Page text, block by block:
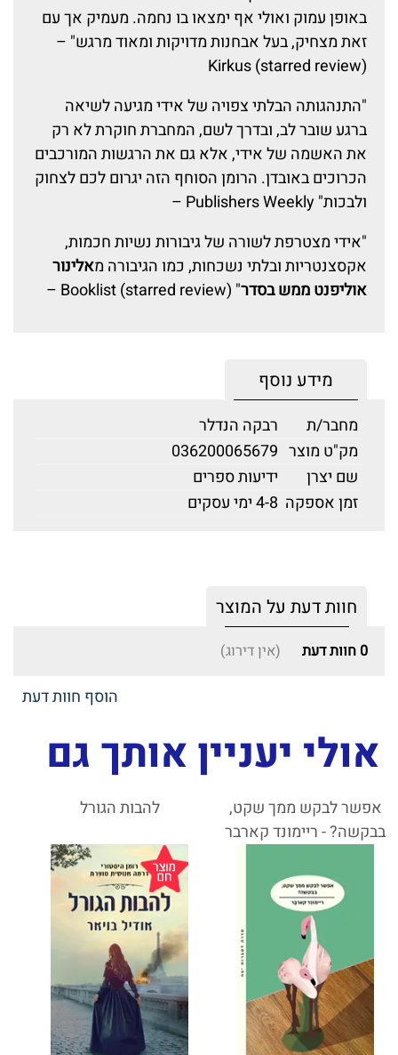
באופן עמוק ואולי אף ימצאו בו נחמה. מעמיק אך עם
זאת מצחיק, בעל אבחנות מדויקות ומאוד מרגש" –
Kirkus (starred review)
"התנהגותה הבלתי צפויה של אידי מגיעה לשיאה
ברגע שובר לב, ובדרך לשם, המחברת חוקרת לא רק
את האשמה של אידי, אלא גם את הרגשות המורכבים
הכרוכים באובדן. הרומן הסוחף הזה יגרום לכם לצחוק
ולבכות" Publishers Weekly –
"אידי מצטרפת לשורה של גיבורות נשיות חכמות,
אקסצנטריות ובלתי נשכחות, כמו הגיבורה מאלינור
אוליפנט ממש בסדר" Booklist (starred review) –
מידע נוסף
מחבר/ת
רבקה הנדלר
מק"ט מוצר 036200065679
שם יצרן
ידיעות ספרים
זמן אספקה 4-8 ימי עסקים
חוות דעת על המוצר
0 חוות דעת (אין דירוג)
הוסף חוות דעת
אולי יעניין אותך גם
אפשר לבקש ממך שקט,
בבקשה? - ריימונד קארבר
להבות הגורל